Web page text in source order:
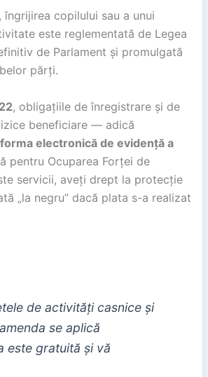
copilului sau a unui
este reglementată de Legea
de Parlament și promulgată
părți.
, obligațiile de înregistrare și de
beneficiare — adică
electronică de evidență a
pentru Ocuparea Forței de
servicii, aveți drept la protecție
„la negru” dacă plata s-a realizat
de activități casnice și
se aplică
este gratuită și vă